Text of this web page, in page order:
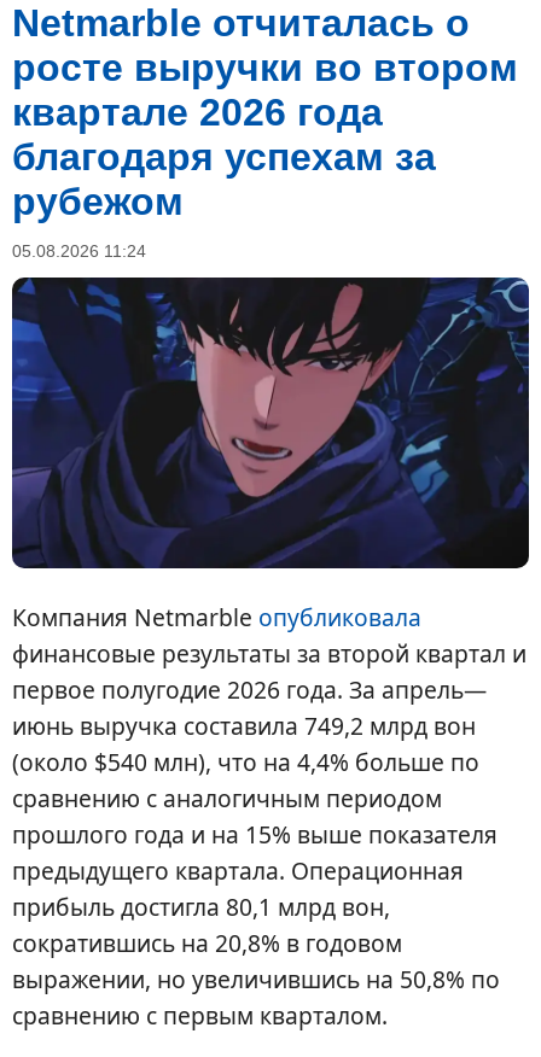
Netmarble отчиталась о
росте выручки во втором
квартале 2026 года
благодаря успехам за
рубежом
05.08.2026 11:24
Компания Netmarble опубликовала
финансовые результаты за второй квартал и
первое полугодие 2026 года. За апрель—
июнь выручка составила 749,2 млрд вон
(около $540 млн), что на 4,4% больше по
сравнению с аналогичным периодом
прошлого года и на 15% выше показателя
предыдущего квартала. Операционная
прибыль достигла 80,1 млрд вон,
сократившись на 20,8% в годовом
выражении, но увеличившись на 50,8% по
сравнению с первым кварталом.